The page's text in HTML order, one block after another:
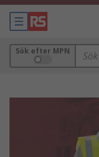
Sök efter MPN